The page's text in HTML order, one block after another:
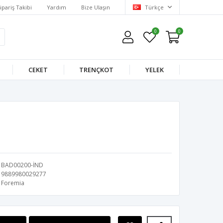
Takibi Yardım Bize Ulaşın Türkçe
0 0
CEKET TRENÇKOT YELEK
BAD00200-İND
9889980029277
Foremia